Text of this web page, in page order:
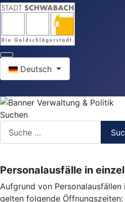
Deutsch
Suchen
Personalausfälle in
Aufgrund von Personalausfällen
gelten folgende